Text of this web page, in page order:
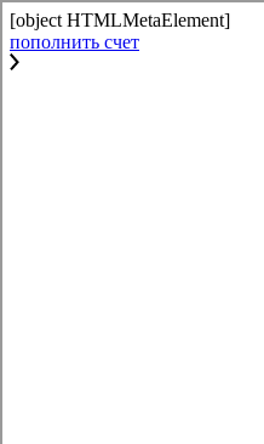
[object HTMLMetaElement]
пополнить счет